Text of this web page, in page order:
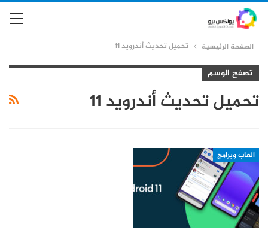
الصفحة الرئيسية تحميل تحديث أندرويد 11
تصفح الوسم
تحميل تحديث أندرويد 11
العاب وبرامج